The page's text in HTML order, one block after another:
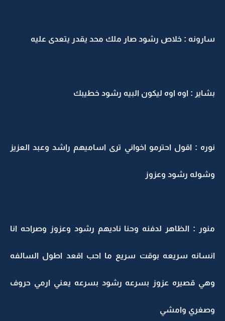
سارونه : خلاص رشود صار ملك محد يقدر يتعدى عليه
بشاير : اوه اوه ليكون البيه رشود خطيبك
نوره : اقول احترمو اخواني ترى اساميهم راشد وعبد العزيز
وشوله رشود وعزوز
منور : الظاهر لدفنه وحنا ناديهم رشود وعزوز وصراحه انا
انسانه سريعه بوقت سريع ما احب اقعد اطول السالفه
وهي قصيره عزوز بسرعه رشود بسرعه يعني ارمي حروف
وصغري وامشي